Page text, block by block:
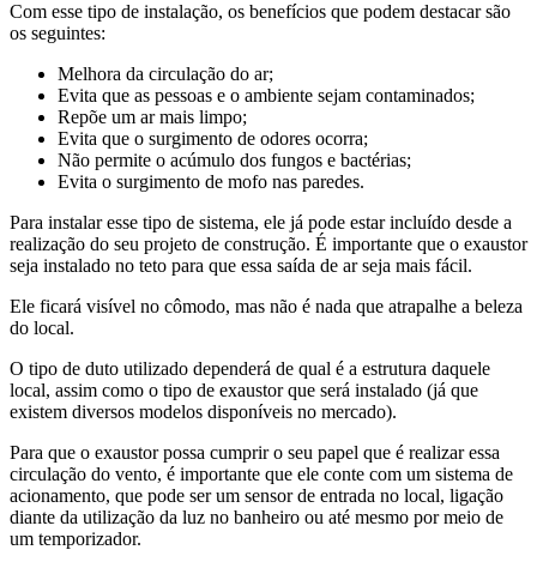
Com esse tipo de instalação, os benefícios que podem destacar são
os seguintes:
Melhora da circulação do ar;
Evita que as pessoas e o ambiente sejam contaminados;
Repõe um ar mais limpo;
Evita que o surgimento de odores ocorra;
Não permite o acúmulo dos fungos e bactérias;
Evita o surgimento de mofo nas paredes.
Para instalar esse tipo de sistema, ele já pode estar incluído desde a
realização do seu projeto de construção. É importante que o exaustor
seja instalado no teto para que essa saída de ar seja mais fácil.
Ele ficará visível no cômodo, mas não é nada que atrapalhe a beleza
do local.
O tipo de duto utilizado dependerá de qual é a estrutura daquele
local, assim como o tipo de exaustor que será instalado (já que
existem diversos modelos disponíveis no mercado).
Para que o exaustor possa cumprir o seu papel que é realizar essa
circulação do vento, é importante que ele conte com um sistema de
acionamento, que pode ser um sensor de entrada no local, ligação
diante da utilização da luz no banheiro ou até mesmo por meio de
um temporizador.